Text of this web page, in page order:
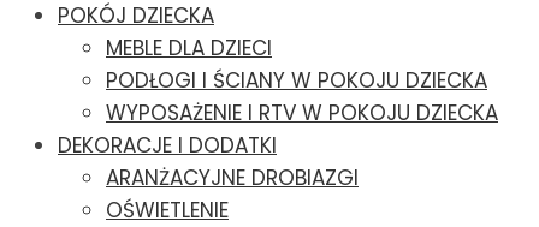
POKÓJ DZIECKA
MEBLE DLA DZIECI
PODŁOGI I ŚCIANY W POKOJU DZIECKA
WYPOSAŻENIE I RTV W POKOJU DZIECKA
DEKORACJE I DODATKI
ARANŻACYJNE DROBIAZGI
OŚWIETLENIE